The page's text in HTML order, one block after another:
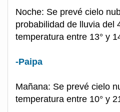
Noche: Se prevé cielo
probabilidad de lluvia del
temperatura entre 13° y
-Paipa
Mañana: Se prevé cielo
temperatura entre 10° y